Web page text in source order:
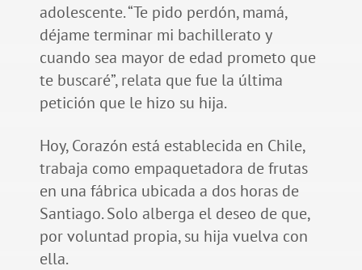
adolescente. “Te pido perdón, mamá,
déjame terminar mi bachillerato y
cuando sea mayor de edad prometo que
te buscaré”, relata que fue la última
petición que le hizo su hija.
Hoy, Corazón está establecida en Chile,
trabaja como empaquetadora de frutas
en una fábrica ubicada a dos horas de
Santiago. Solo alberga el deseo de que,
por voluntad propia, su hija vuelva con
ella.